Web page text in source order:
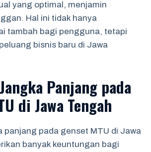
yang optimal, menjamin
Hal ini tidak hanya
tambah bagi pengguna, tetapi
bisnis baru di Jawa
Panjang pada
di Jawa Tengah
panjang pada genset MTU di Jawa
banyak keuntungan bagi